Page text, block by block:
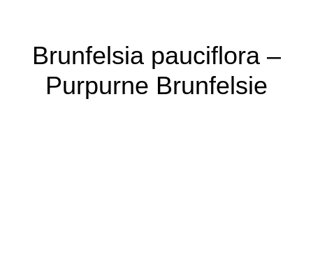
Brunfelsia pauciflora –
Purpurne Brunfelsie